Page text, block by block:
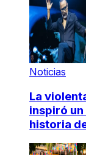
Noticias
La
inspiró
historia